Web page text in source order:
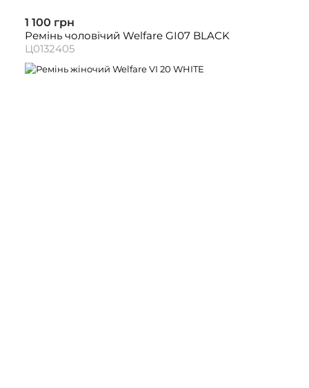
1 100 грн
Ремінь чоловічий Welfare GI07 BLACK
Ц0132405